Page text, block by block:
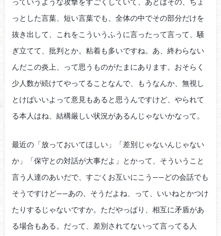
っとした言葉、短い言葉でも、全体の中でその部分だけを
抜き出して、これをこういうふうに言ったって言って、騒
ぎ立てて、批判とか。粘着も多いですね。あ、終わらない
んだこの炎上、って思うものがたまにあります。おそらく
少人数が続けてやってることなんで、もうなんか、無視し
とけばいいよって意見もあると思うんですけど、やられて
る本人はね、結構厳しい状況があるんじゃないかなって。
最近の「放っておいてほしい」「差別じゃないんじゃない
か」「保守との対話が大事だよ」とかって、そういうこと
言う人達のあいだで、すごくお互いにこう——どの会話でも
そうですけど——あの、そうだよね、って、いいねとかつけ
たりするじゃないですか。ただやっぱり、相互に矛盾があ
る場合もある。だって、差別されてないって言ってる人